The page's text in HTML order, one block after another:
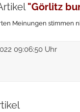
"Görlitz
Meinungen stimmen
09:06:50 Uhr